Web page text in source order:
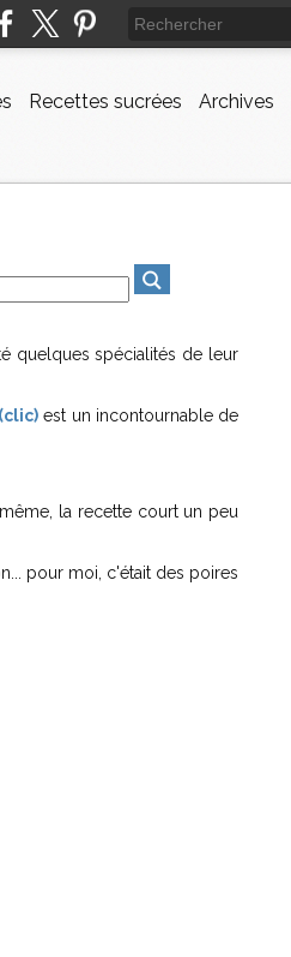
Recettes sucrées Archives
quelques spécialités de leur
(clic) est un incontournable de
la recette court un peu
pour moi, c'était des poires